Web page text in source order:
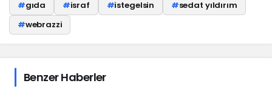
#gıda #israf #istegelsin #sedat yıldırım
#webrazzi
Benzer Haberler